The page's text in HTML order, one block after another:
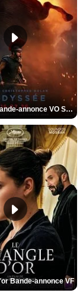
L'Odyssée Bande-annonce VO STFR
Bande-annonce VF